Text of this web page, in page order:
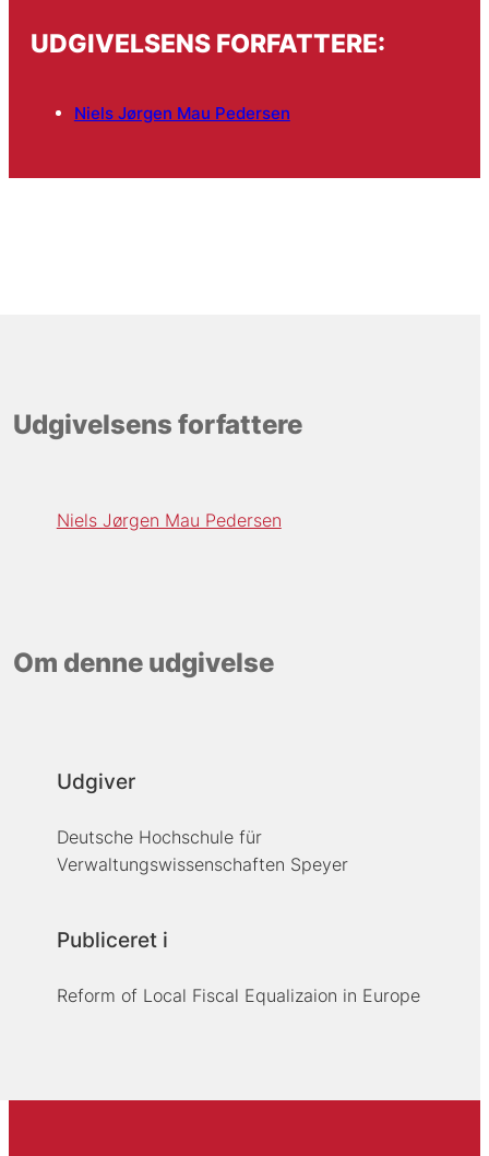
UDGIVELSENS FORFATTERE:
Niels Jørgen Mau Pedersen
Udgivelsens forfattere
Niels Jørgen Mau Pedersen
Om denne udgivelse
Udgiver
Deutsche Hochschule für
Verwaltungswissenschaften Speyer
Publiceret i
Reform of Local Fiscal Equalizaion in Europe